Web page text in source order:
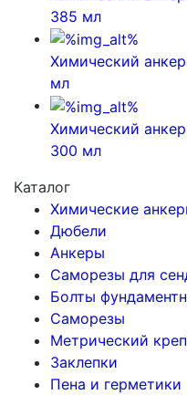
385 мл
Химический
мл
Химический анкер
300 мл
Каталог
Химические
Дюбели
Анкеры
Саморезы для
Болты
Саморезы
Метрический
Заклепки
Пена и герметики